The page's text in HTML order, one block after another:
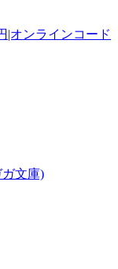
|オンラインコード
文庫)